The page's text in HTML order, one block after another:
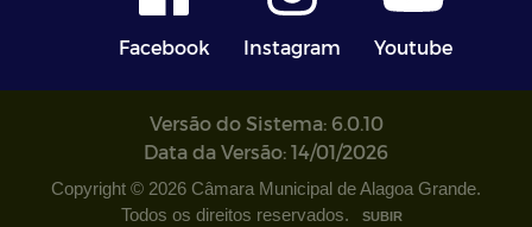
Facebook Instagram Youtube
Versão do Sistema: 6.0.10
Data da Versão: 14/01/2026
Copyright © 2026 Câmara Municipal de Alagoa Grande.
Todos os direitos reservados.
SUBIR